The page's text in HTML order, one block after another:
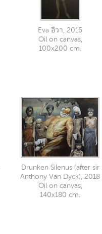
Eva อีวา, 2015
Oil on canvas,
100x200 cm.
Drunken Silenus (after sir
Anthony Van Dyck), 2018
Oil on canvas,
140x180 cm.